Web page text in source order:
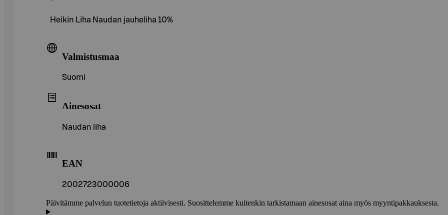
Heikin Liha Naudan jauheliha 10%
Valmistusmaa
Suomi
Ainesosat
Naudan liha
EAN
2002723000006
Päivitämme palvelun tuotetietoja aktiivisesti. Suosittelemme kuitenkin tarkistamaan ainesosat aina myös myyntipakkauksesta.